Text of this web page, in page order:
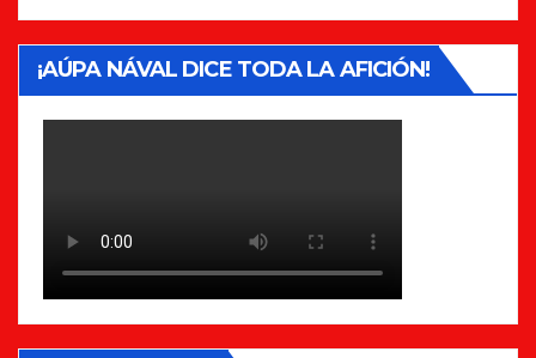
¡AÚPA NÁVAL DICE TODA LA AFICIÓN!